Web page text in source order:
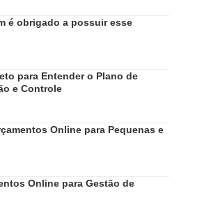
é obrigado a possuir esse
para Entender o Plano de
e Controle
Online para Pequenas e
Online para Gestão de